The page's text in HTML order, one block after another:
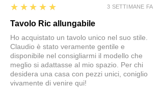
5
★★★★★
Tavolo Ric allungabile
Ho acquistato un tavolo unico nel suo stile.
Claudio è stato veramente gentile e
disponibile nel consigliarmi il modello che
meglio si adattasse al mio spazio. Per chi
desidera una casa con pezzi unici, coniglio
vivamente di venire qui!
3 SETTIMANE FA